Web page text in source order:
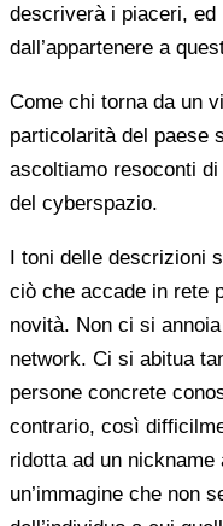
descriverà i piaceri,
dall’appartenere a
Come chi torna da un
particolarità del paese
ascoltiamo resoconti
del cyberspazio.
I toni delle descrizioni
ciò che accade in rete
novità. Non ci si
network. Ci si abitua
persone concrete
contrario, così
ridotta ad un nickname
un’immagine che non